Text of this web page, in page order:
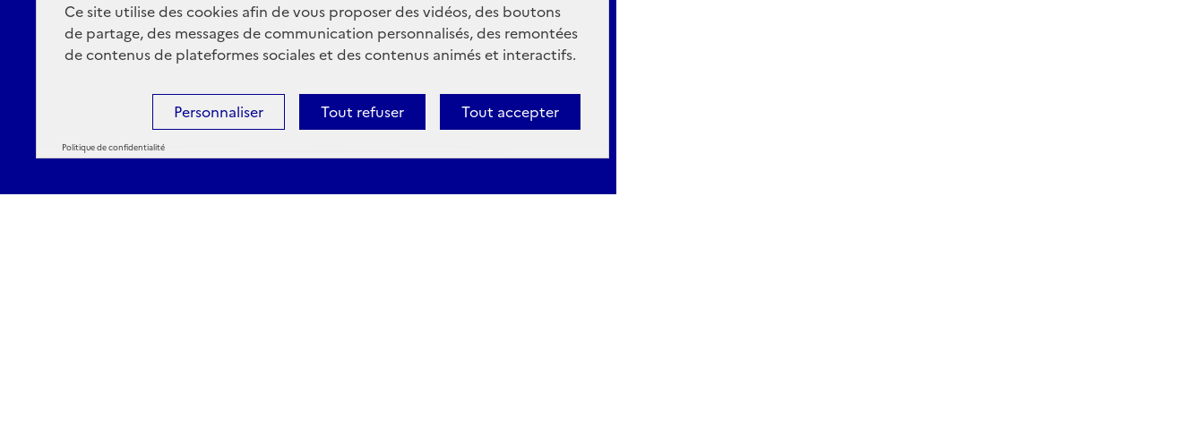
Ce site utilise des cookies afin de vous proposer des vidéos, des boutons
de partage, des messages de communication personnalisés, des remontées
de contenus de plateformes sociales et des contenus animés et interactifs.
Tout accepter
Tout refuser
Personnaliser
Politique de confidentialité